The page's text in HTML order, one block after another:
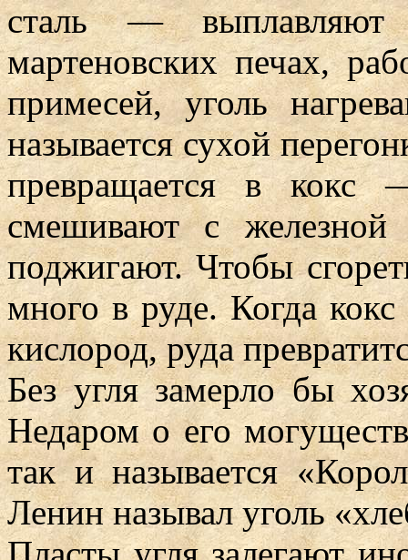
сталь —
мартеновских печах,
примесей, уголь
называется сухой
превращается в
смешивают с
поджигают. Чтобы
много в руде. Когда
кислород, руда
Без угля замерло бы
Недаром о его
так и называется
Ленин называл уголь